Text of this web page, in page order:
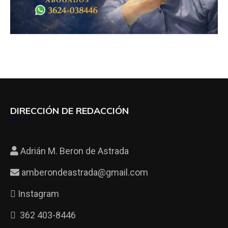
DIRECCIÓN DE REDACCIÓN
Adrián M. Beron de Astrada
amberondeastrada@gmail.com
Instagram
362 403-8446